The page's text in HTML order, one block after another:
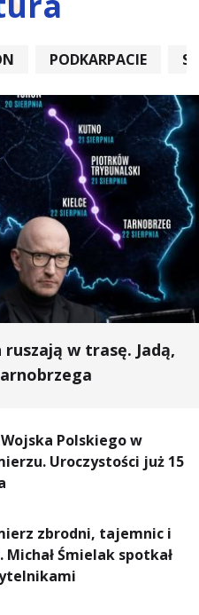
PODKARPACIE
w trasę. Jadą,
Polskiego w
Uroczystości już 15
zbrodni, tajemnic i
Śmielak spotkał